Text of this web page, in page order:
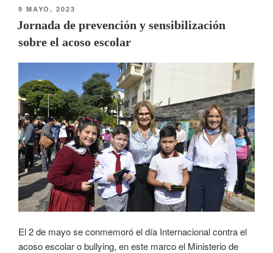
9 MAYO, 2023
Jornada de prevención y sensibilización
sobre el acoso escolar
El 2 de mayo se conmemoró el día Internacional contra el
acoso escolar o bullying, en este marco el Ministerio de